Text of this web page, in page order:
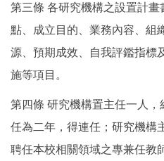
第三條 各研究機構之設置計
點、成立目的、業務內容、組
源、預期成效、自我評鑑指標
施等項目。
第四條 研究機構置主任一人
任為二年，得連任；研究機構
聘任本校相關領域之專兼任教